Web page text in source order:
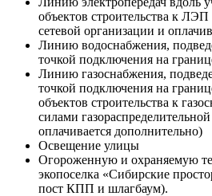
объектов строительства к
сетевой организации и
Линию водоснабжения,
точкой подключения на
Линию газоснабжения,
точкой подключения на
объектов строительства к
силами
оплачивается дополнительно)
Освещение улицы
Огороженную и охраняемую
экопоселка «Сибирские
пост КПП и шлагбаум).